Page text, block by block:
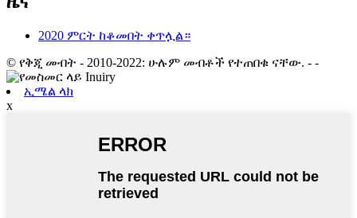
2020 ምርት ከቆመበት ቀጥሏል።
© የቅጂ መብት - 2010-2022: ሁሉም መብቶች የተጠበቁ ናቸው. - -
ኢሜል ላክ
x